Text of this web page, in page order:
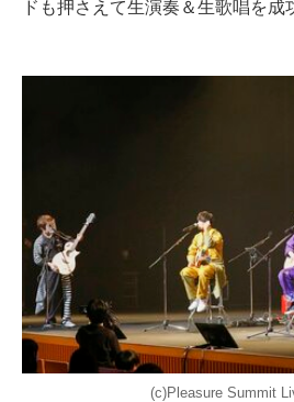
ドも押さえて生演奏＆生歌唱を
(c)Pleasure Summit